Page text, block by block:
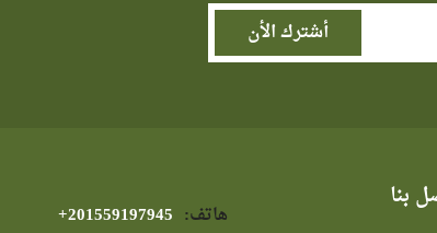
بنا
هاتف: